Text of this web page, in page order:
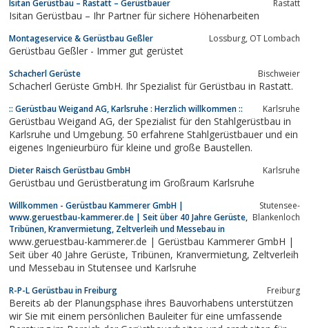
Isitan Gerüstbau – Rastatt – Gerüstbauer Rastatt
Isitan Gerüstbau – Ihr Partner für sichere Höhenarbeiten
Montageservice & Gerüstbau Geßler Lossburg, OT Lombach
Gerüstbau Geßler - Immer gut gerüstet
Schacherl Gerüste Bischweier
Schacherl Gerüste GmbH. Ihr Spezialist für Gerüstbau in Rastatt.
:: Gerüstbau Weigand AG, Karlsruhe : Herzlich willkommen :: Karlsruhe
Gerüstbau Weigand AG, der Spezialist für den Stahlgerüstbau in
Karlsruhe und Umgebung. 50 erfahrene Stahlgerüstbauer und ein
eigenes Ingenieurbüro für kleine und große Baustellen.
Dieter Raisch Gerüstbau GmbH Karlsruhe
Gerüstbau und Gerüstberatung im Großraum Karlsruhe
Willkommen - Gerüstbau Kammerer GmbH |
www.geruestbau-kammerer.de | Seit über 40 Jahre Gerüste,
Tribünen, Kranvermietung, Zeltverleih und Messebau in
Stutensee-
Blankenloch
www.geruestbau-kammerer.de | Gerüstbau Kammerer GmbH |
Seit über 40 Jahre Gerüste, Tribünen, Kranvermietung, Zeltverleih
und Messebau in Stutensee und Karlsruhe
R-P-L Gerüstbau in Freiburg Freiburg
Bereits ab der Planungsphase ihres Bauvorhabens unterstützen
wir Sie mit einem persönlichen Bauleiter für eine umfassende